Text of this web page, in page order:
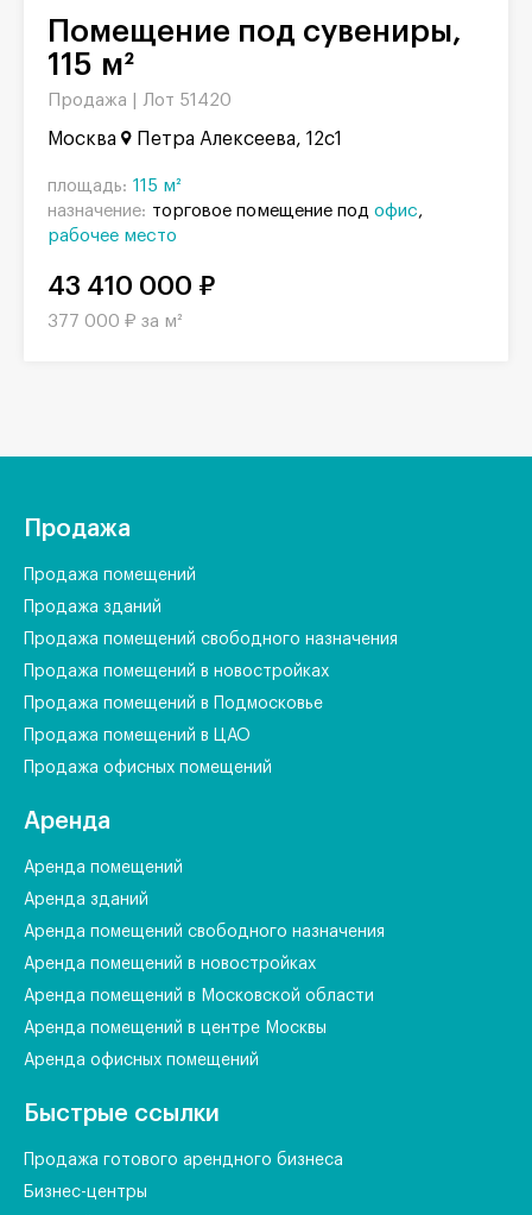
Помещение под сувениры,
115 м²
Продажа | Лот 51420
Москва Петра Алексеева, 12с1
площадь: 115 м²
назначение: торговое помещение под офис
рабочее место
43 410 000 ₽
377 000 ₽ за м²
Продажа
Продажа помещений
Продажа зданий
Продажа помещений свободного назначения
Продажа помещений в новостройках
Продажа помещений в Подмосковье
Продажа помещений в ЦАО
Продажа офисных помещений
Аренда
Аренда помещений
Аренда зданий
Аренда помещений свободного назначения
Аренда помещений в новостройках
Аренда помещений в Московской области
Аренда помещений в центре Москвы
Аренда офисных помещений
Быстрые ссылки
Продажа готового арендного бизнеса
Бизнес-центры